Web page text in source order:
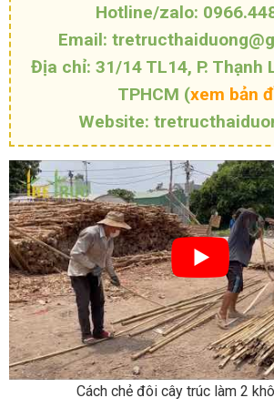
Hotline/zalo:
Email:
Địa chỉ: 31/14 TL14, P. Thạnh
TPHCM (xem bản
Website:
Cách chẻ đôi cây trúc làm 2